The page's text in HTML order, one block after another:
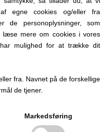
egne cookies og/eller fra
de personoplysninger, som
læse mere om cookies i vores
mulighed for at trække dit
fra. Navnet på de forskellige
de tjener.
Markedsføring
Magni, Sand/Grå